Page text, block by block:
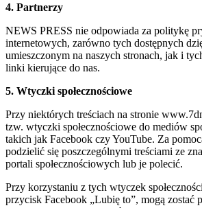
4. Partnerzy
NEWS PRESS nie odpowiada za politykę
internetowych, zarówno tych dostępnych
umieszczonym na naszych stronach, jak i
linki kierujące do nas.
5. Wtyczki społecznościowe
Przy niektórych treściach na stronie
tzw. wtyczki społecznościowe do mediów
takich jak Facebook czy YouTube. Za
podzielić się poszczególnymi treściami ze
portali społecznościowych lub je polecić.
Przy korzystaniu z tych wtyczek
przycisk Facebook „Lubię to”, mogą zostać